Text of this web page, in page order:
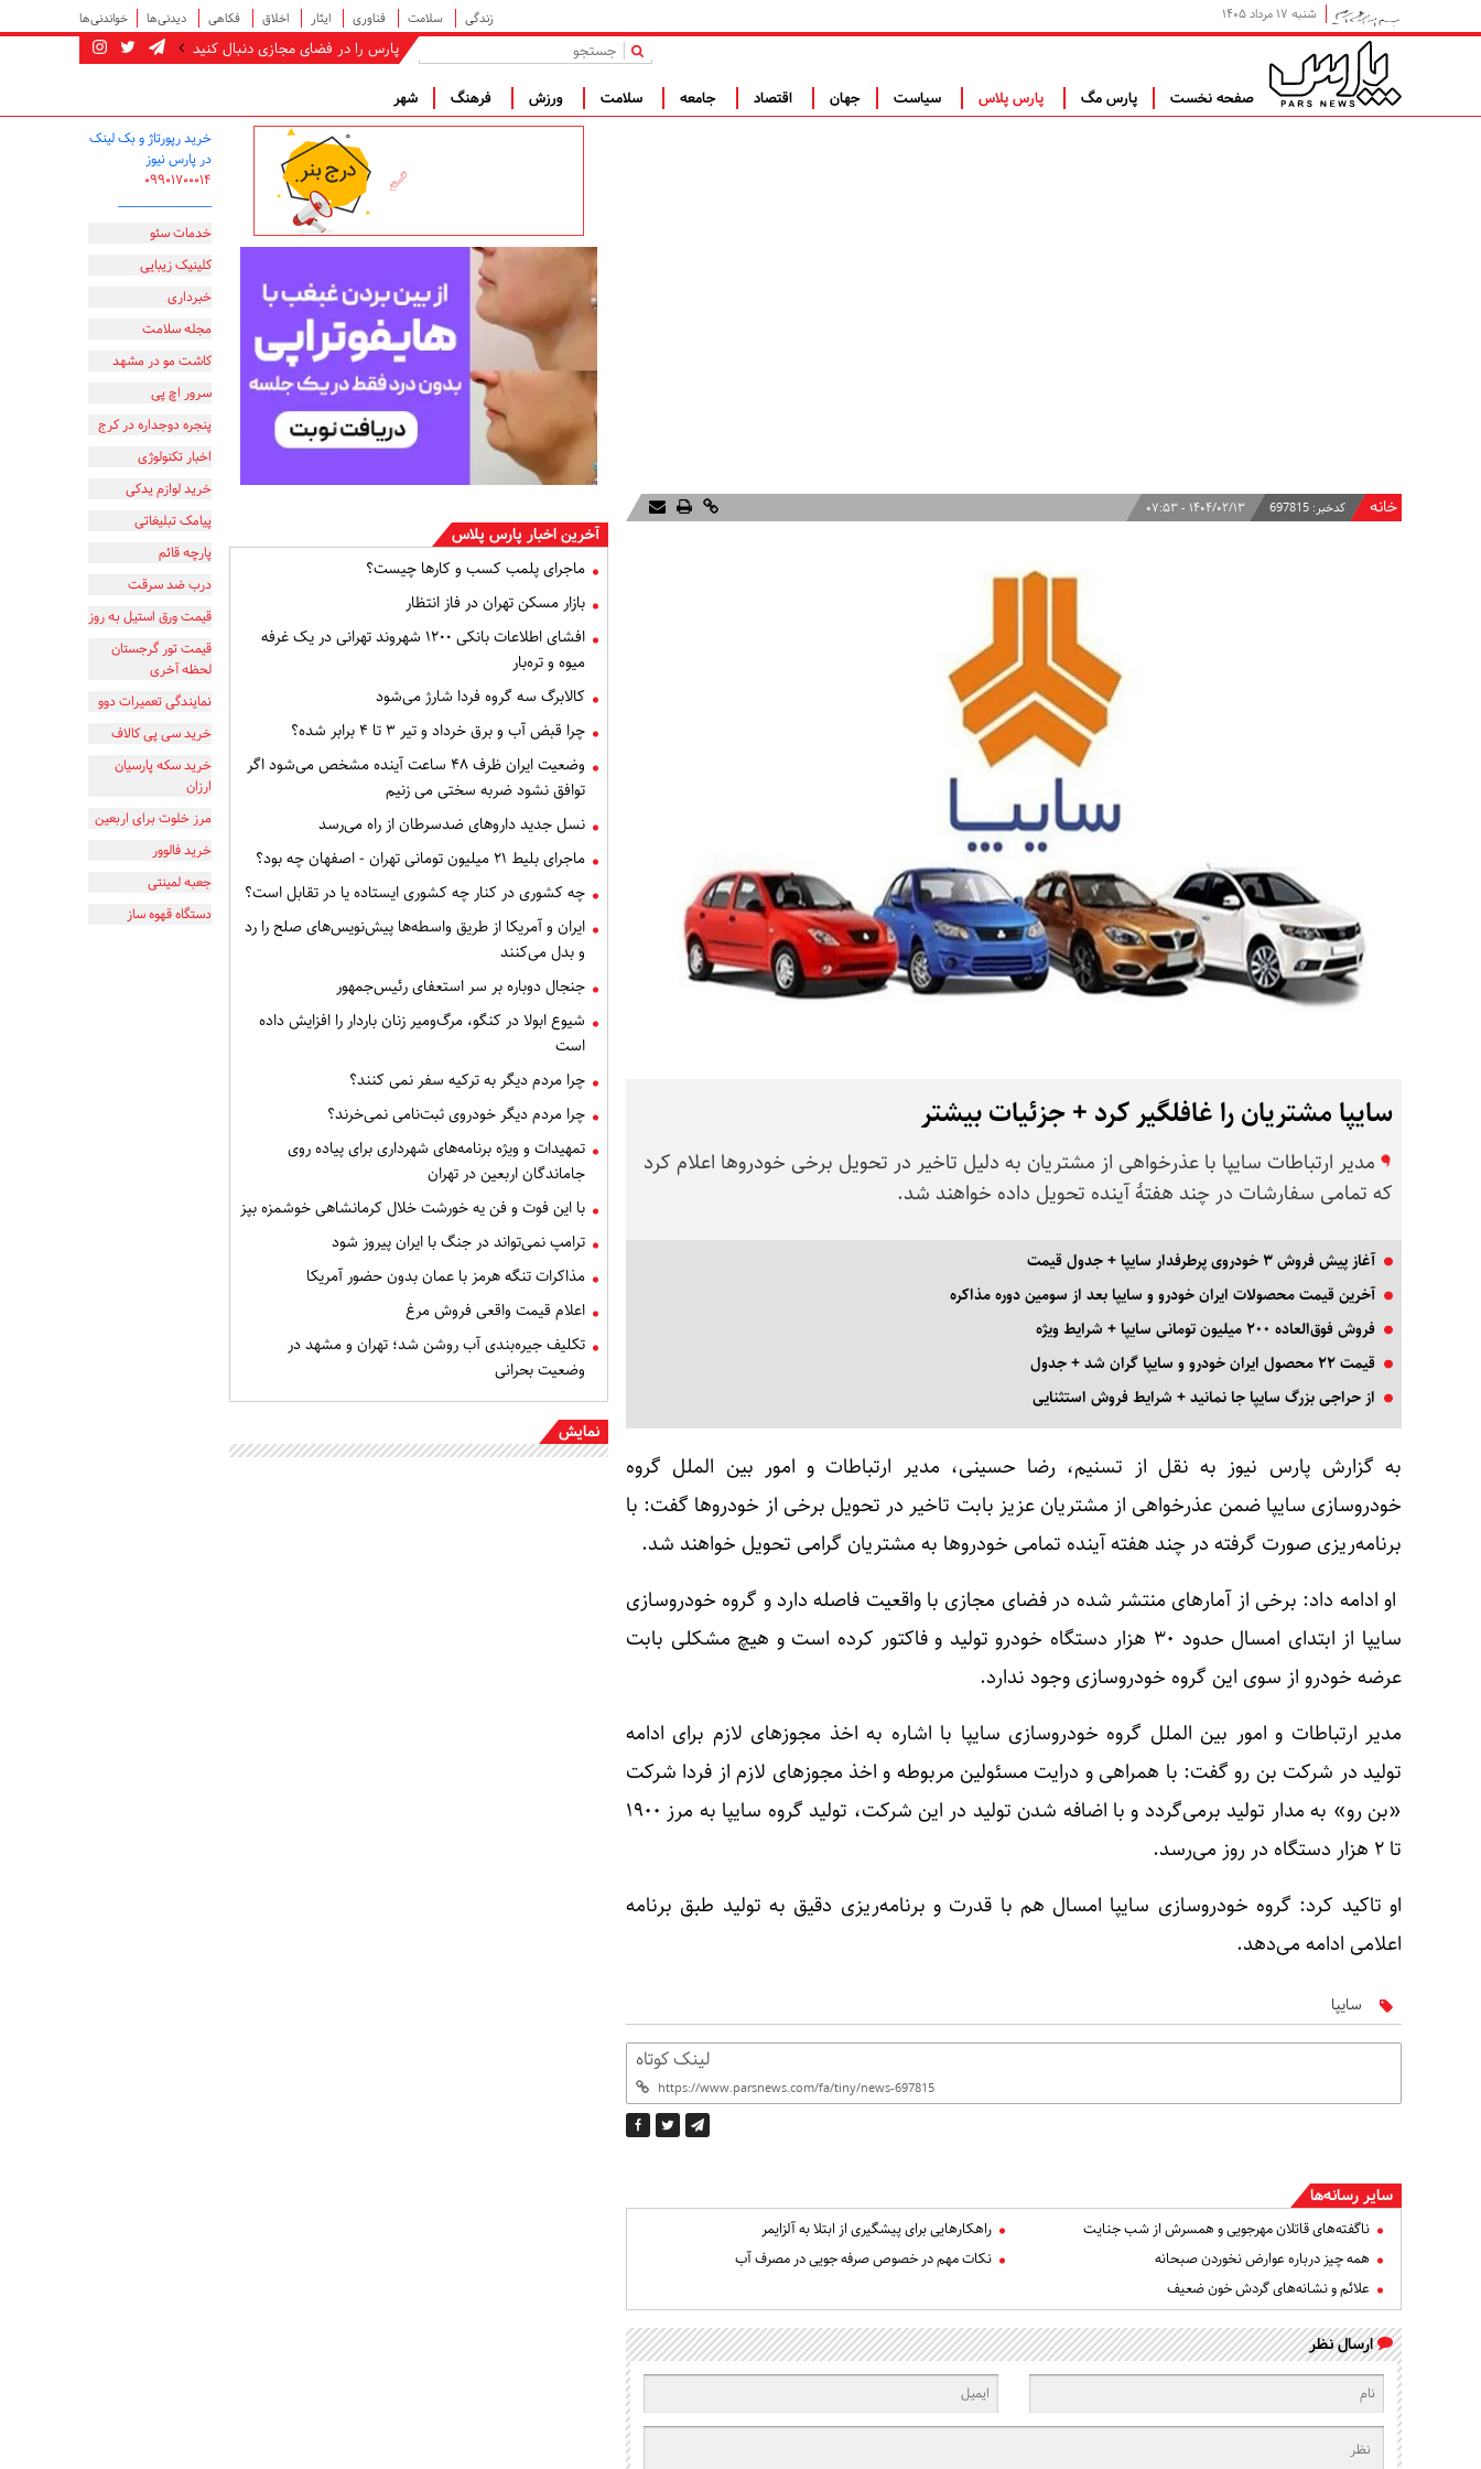
شنبه ۱۷ مرداد ۱۴۰۵ زندگی سلامت فناوری ایثار اخلاق فکاهی دیدنی‌ها خواندنی‌ها
پارس را در فضای مجازی دنبال کنید |
صفحه نخست پارس مگ پارس پلاس سیاست جهان اقتصاد جامعه سلامت ورزش فرهنگ شهر
خانه کدخبر: 697815 ۱۴۰۴/۰۲/۱۳ - ۰۷:۵۳
سایپا مشتریان را غافلگیر کرد + جزئیات بیشتر
مدیر ارتباطات سایپا با عذرخواهی از مشتریان به دلیل تاخیر در تحویل برخی خودروها اعلام کرد
که تمامی سفارشات در چند هفتهٔ آینده تحویل داده خواهند شد.
آغاز پیش فروش ۳ خودروی پرطرفدار سایپا + جدول قیمت
آخرین قیمت محصولات ایران خودرو و سایپا بعد از سومین دوره مذاکره
فروش فوق‌العاده ۲۰۰ میلیون تومانی سایپا + شرایط ویژه
قیمت ۲۲ محصول ایران خودرو و سایپا گران شد + جدول
از حراجی بزرگ سایپا جا نمانید + شرایط فروش استثنایی
به گزارش پارس نیوز به نقل از تسنیم، رضا حسینی، مدیر ارتباطات و امور بین الملل گروه
خودروسازی سایپا ضمن عذرخواهی از مشتریان عزیز بابت تاخیر در تحویل برخی از خودروها گفت: با
برنامه‌ریزی صورت گرفته در چند هفته آینده تمامی خودروها به مشتریان گرامی تحویل خواهند شد.
او ادامه داد: برخی از آمارهای منتشر شده در فضای مجازی با واقعیت فاصله دارد و گروه خودروسازی
سایپا از ابتدای امسال حدود ۳۰ هزار دستگاه خودرو تولید و فاکتور کرده است و هیچ مشکلی بابت
عرضه خودرو از سوی این گروه خودروسازی وجود ندارد.
مدیر ارتباطات و امور بین الملل گروه خودروسازی سایپا با اشاره به اخذ مجوزهای لازم برای ادامه
تولید در شرکت بن رو گفت: با همراهی و درایت مسئولین مربوطه و اخذ مجوزهای لازم از فردا شرکت
«بن رو» به مدار تولید برمی‌گردد و با اضافه شدن تولید در این شرکت، تولید گروه سایپا به مرز ۱۹۰۰
تا ۲ هزار دستگاه در روز می‌رسد.
او تاکید کرد: گروه خودروسازی سایپا امسال هم با قدرت و برنامه‌ریزی دقیق به تولید طبق برنامه
اعلامی ادامه می‌دهد.
سایپا
لینک کوتاه
سایر رسانه‌ها
ناگفته‌های قاتلان مهرجویی و همسرش از شب جنایت
راهکارهایی برای پیشگیری از ابتلا به آلزایمر
همه چیز درباره عوارض نخوردن صبحانه
نکات مهم در خصوص صرفه جویی در مصرف آب
علائم و نشانه‌های گردش خون ضعیف
ارسال نظر
آخرین اخبار پارس پلاس
ماجرای پلمب کسب و کارها چیست؟
بازار مسکن تهران در فاز انتظار
افشای اطلاعات بانکی ۱۲۰۰ شهروند تهرانی در یک غرفه
میوه و تره‌بار
کالابرگ سه گروه فردا شارژ می‌شود
چرا قبض آب و برق خرداد و تیر ۳ تا ۴ برابر شده؟
وضعیت ایران ظرف ۴۸ ساعت آینده مشخص می‌شود اگر
توافق نشود ضربه سختی می زنیم
نسل جدید داروهای ضدسرطان از راه می‌رسد
ماجرای بلیط ۲۱ میلیون تومانی تهران - اصفهان چه بود؟
چه کشوری در کنار چه کشوری ایستاده یا در تقابل است؟
ایران و آمریکا از طریق واسطه‌ها پیش‌نویس‌های صلح را رد
و بدل می‌کنند
جنجال دوباره بر سر استعفای رئیس‌جمهور
شیوع ابولا در کنگو، مرگ‌ومیر زنان باردار را افزایش داده
است
چرا مردم دیگر به ترکیه سفر نمی کنند؟
چرا مردم دیگر خودروی ثبت‌نامی نمی‌خرند؟
تمهیدات و ویژه برنامه‌های شهرداری برای پیاده روی
جاماندگان اربعین در تهران
با این فوت و فن یه خورشت خلال کرمانشاهی خوشمزه بپز
ترامپ نمی‌تواند در جنگ با ایران پیروز شود
مذاکرات تنگه هرمز با عمان بدون حضور آمریکا
اعلام قیمت واقعی فروش مرغ
تکلیف جیره‌بندی آب روشن شد؛ تهران و مشهد در
وضعیت بحرانی
نمایش
خرید رپورتاژ و بک لینک
در پارس نیوز
۰۹۹۰۱۷۰۰۰۱۴
_________________
خدمات سئو
کلینیک زیبایی
خبرداری
مجله سلامت
کاشت مو در مشهد
سرور اچ پی
پنجره دوجداره در کرج
اخبار تکنولوژی
خرید لوازم یدکی
پیامک تبلیغاتی
پارچه قائم
درب ضد سرقت
قیمت ورق استیل به روز
قیمت تور گرجستان
لحظه آخری
نمایندگی تعمیرات دوو
خرید سی پی کالاف
خرید سکه پارسیان
ارزان
مرز خلوت برای اربعین
خرید فالوور
جعبه لمینتی
دستگاه قهوه ساز